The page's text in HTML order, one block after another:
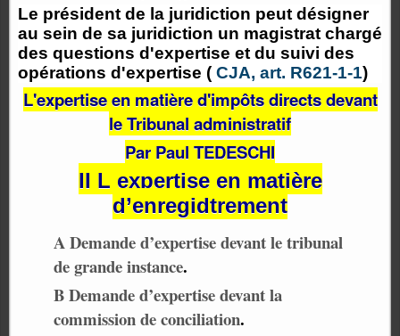
Le président de la juridiction peut désigner
au sein de sa juridiction un magistrat chargé
des questions d'expertise et du suivi des
opérations d'expertise ( CJA, art. R621-1-1)
L'expertise en matière d'impôts directs devant
le Tribunal administratif
Par Paul TEDESCHI
II L expertise en matière
d’enregidtrement
A Demande d’expertise devant le tribunal
de grande instance.
B Demande d’expertise devant la
commission de conciliation.